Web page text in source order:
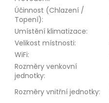
Účinnost (Chlazení /
Topení):
Umístění klimatizace:
Velikost místnosti:
WiFi:
Rozměry venkovní
jednotky:
Rozměry vnitřní jednotky: